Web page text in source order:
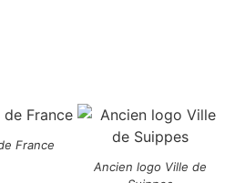
France
Ancien logo Ville de